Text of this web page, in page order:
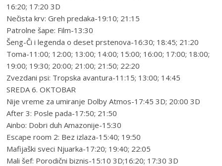
16:20; 17:20 3D
Nečista krv: Greh predaka-19:10; 21:15
Patrolne šape: Film-13:30
Šeng-Či i legenda o deset prstenova-16:30; 18:45; 21:20
Toma-11:00; 12:00; 13:00; 14:00; 15:00; 16:00; 17:00; 18:00;
19:00; 19:30; 20:00; 21:00; 21:50; 22:20
Zvezdani psi: Tropska avantura-11:15; 13:00; 14:45
SREDA 6. OKTOBAR
Nije vreme za umiranje Dolby Atmos-17:45 3D; 20:00 3D
After 3: Posle pada-17:50; 21:50
Ainbo: Dobri duh Amazonije-15:30
Escape room 2: Bez izlaza-15:40; 19:50
Mafijaški sveci Njuarka-17:20; 19:40; 22:05
Mali šef: Porodični biznis-15:10 3D;16:20; 17:30 3D